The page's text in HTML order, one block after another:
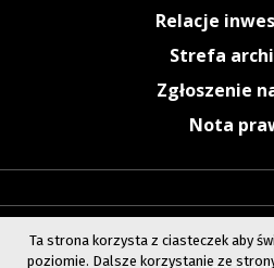
Relacje
Strefa
Zgłoszenie
Nota
Ta strona korzysta z ciasteczek aby
poziomie. Dalsze korzystanie ze